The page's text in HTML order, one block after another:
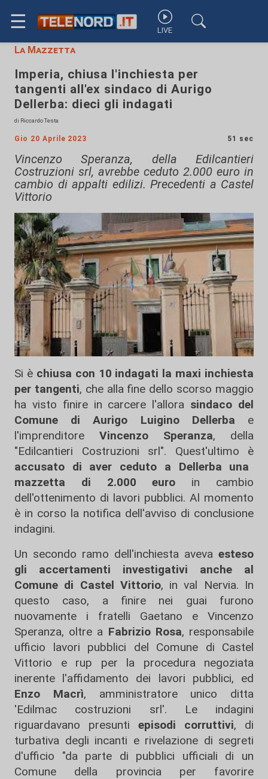
☰ LIVE
La Mazzetta
Imperia, chiusa l'inchiesta per
tangenti all'ex sindaco di Aurigo
Dellerba: dieci gli indagati
di Riccardo Testa
Gio 20 Aprile 2023 51 sec
Vincenzo Speranza, della Edilcantieri
Costruzioni srl, avrebbe ceduto 2.000 euro in
cambio di appalti edilizi. Precedenti a Castel
Vittorio
Si è chiusa con 10 indagati la maxi inchiesta
per tangenti, che alla fine dello scorso maggio
ha visto finire in carcere l'allora sindaco del
Comune di Aurigo Luigino Dellerba e
l'imprenditore Vincenzo Speranza, della
"Edilcantieri Costruzioni srl". Quest'ultimo è
accusato di aver ceduto a Dellerba una
mazzetta di 2.000 euro in cambio
dell'ottenimento di lavori pubblici. Al momento
è in corso la notifica dell'avviso di conclusione
indagini.
Un secondo ramo dell'inchiesta aveva esteso
gli accertamenti investigativi anche al
Comune di Castel Vittorio, in val Nervia. In
questo caso, a finire nei guai furono
nuovamente i fratelli Gaetano e Vincenzo
Speranza, oltre a Fabrizio Rosa, responsabile
ufficio lavori pubblici del Comune di Castel
Vittorio e rup per la procedura negoziata
inerente l'affidamento dei lavori pubblici, ed
Enzo Macrì, amministratore unico ditta
'Edilmac costruzioni srl'. Le indagini
riguardavano presunti episodi corruttivi, di
turbativa degli incanti e rivelazione di segreti
d'ufficio "da parte di pubblici ufficiali di un
Comune della provincia per favorire